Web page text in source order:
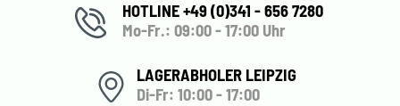
HOTLINE +49 (0)341 - 656 7280
Mo-Fr.: 09:00 - 17:00 Uhr
LAGERABHOLER LEIPZIG
Di-Fr: 10:00 - 17:00